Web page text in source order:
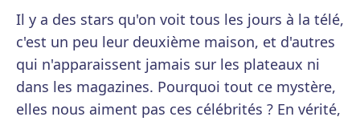
Il y a des stars qu'on voit tous les jours à la télé,
c'est un peu leur deuxième maison, et d'autres
qui n'apparaissent jamais sur les plateaux ni
dans les magazines. Pourquoi tout ce mystère,
elles nous aiment pas ces célébrités ? En vérité,